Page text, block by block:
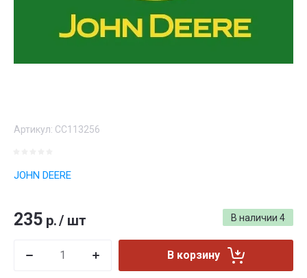
Артикул: CC113256
JOHN DEERE
В наличии 4
235 р./ шт
В корзину